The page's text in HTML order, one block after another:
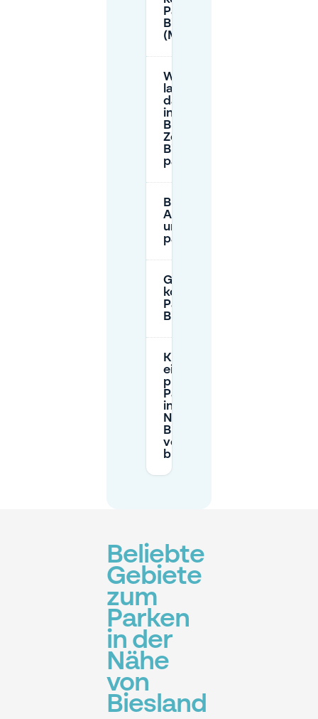
Parken in
Biesland
(Maastricht)?
Wie
lange
darf ich
in einer
Blauen
Zone in
Biesland
parken?
Brauche ich eine
Anwohnerparkkarte,
um in Biesland zu
parken?
Gibt es
kostenloses
Parken in
Biesland?
Kann ich
einen
privaten
Parkplatz
in der
Nähe von
Biesland
vorab
buchen?
Beliebte
Gebiete
zum
Parken
in der
Nähe
von
Biesland